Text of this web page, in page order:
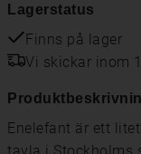
Lagerstatus
Finns på lager
Vi skickar inom
Enelefant är ett